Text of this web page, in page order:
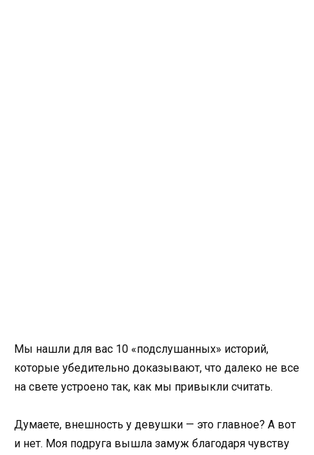
Мы нашли для вас 10 «подслушанных» историй,
которые убедительно доказывают, что далеко не все
на свете устроено так, как мы привыкли считать.
Думаете, внешность у девушки — это главное? А вот
и нет. Моя подруга вышла замуж благодаря чувству